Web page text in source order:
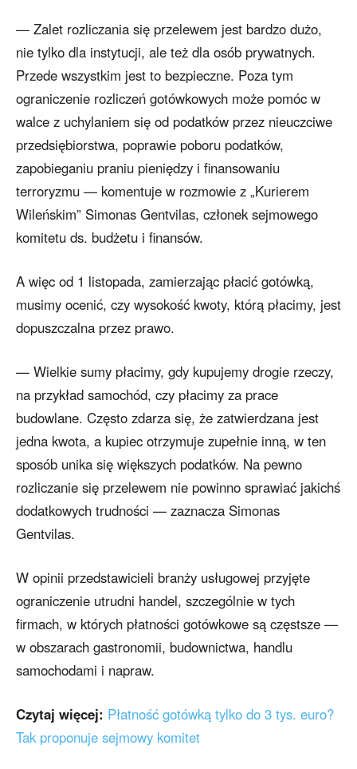
— Zalet rozliczania się przelewem jest bardzo dużo,
nie tylko dla instytucji, ale też dla osób prywatnych.
Przede wszystkim jest to bezpieczne. Poza tym
ograniczenie rozliczeń gotówkowych może pomóc w
walce z uchylaniem się od podatków przez nieuczciwe
przedsiębiorstwa, poprawie poboru podatków,
zapobieganiu praniu pieniędzy i finansowaniu
terroryzmu — komentuje w rozmowie z „Kurierem
Wileńskim” Simonas Gentvilas, członek sejmowego
komitetu ds. budżetu i finansów.
A więc od 1 listopada, zamierzając płacić gotówką,
musimy ocenić, czy wysokość kwoty, którą płacimy, jest
dopuszczalna przez prawo.
— Wielkie sumy płacimy, gdy kupujemy drogie rzeczy,
na przykład samochód, czy płacimy za prace
budowlane. Często zdarza się, że zatwierdzana jest
jedna kwota, a kupiec otrzymuje zupełnie inną, w ten
sposób unika się większych podatków. Na pewno
rozliczanie się przelewem nie powinno sprawiać jakichś
dodatkowych trudności — zaznacza Simonas
Gentvilas.
W opinii przedstawicieli branży usługowej przyjęte
ograniczenie utrudni handel, szczególnie w tych
firmach, w których płatności gotówkowe są częstsze —
w obszarach gastronomii, budownictwa, handlu
samochodami i napraw.
Czytaj więcej: Płatność gotówką tylko do 3 tys. euro?
Tak proponuje sejmowy komitet